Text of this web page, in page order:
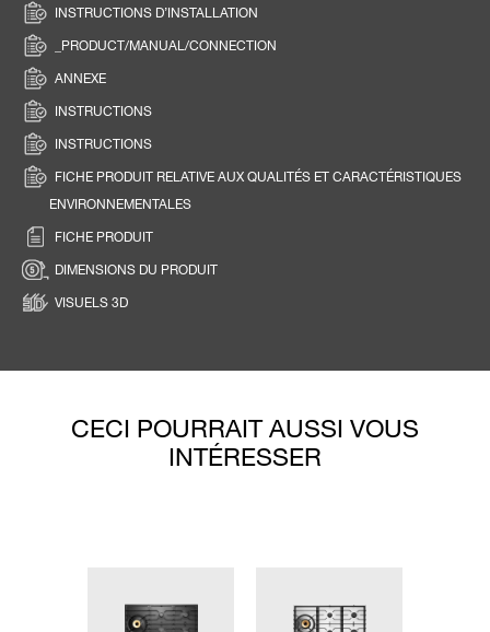
INSTRUCTIONS D’INSTALLATION
_PRODUCT/MANUAL/CONNECTION
ANNEXE
INSTRUCTIONS
INSTRUCTIONS
FICHE PRODUIT RELATIVE AUX QUALITÉS ET CARACTÉRISTIQUES
ENVIRONNEMENTALES
FICHE PRODUIT
DIMENSIONS DU PRODUIT
VISUELS 3D
CECI POURRAIT AUSSI VOUS
INTÉRESSER